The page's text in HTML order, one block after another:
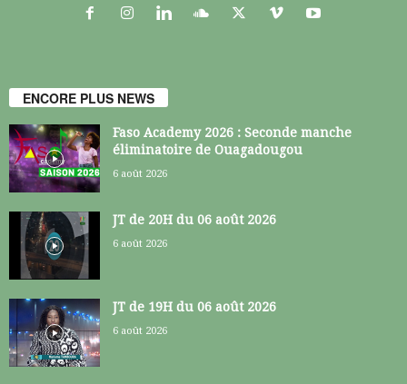
ENCORE PLUS NEWS
Faso Academy 2026 : Seconde manche
éliminatoire de Ouagadougou
6 août 2026
JT de 20H du 06 août 2026
6 août 2026
JT de 19H du 06 août 2026
6 août 2026